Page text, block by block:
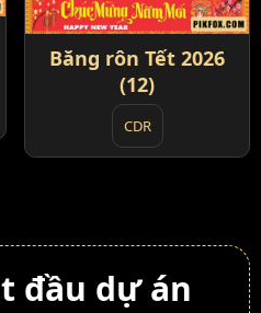
Băng rôn Tết 2026
(12)
CDR
đầu dự án